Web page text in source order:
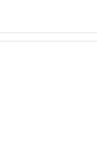
anche su...